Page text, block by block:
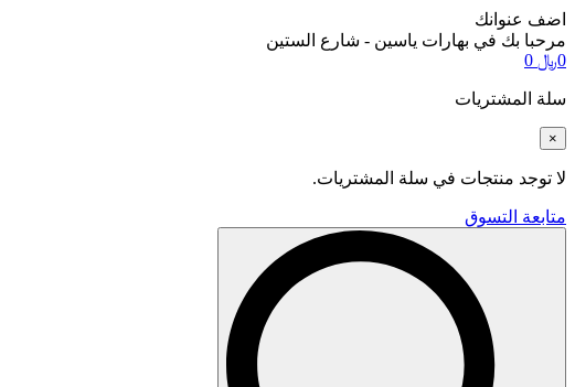
اضف عنوانك
مرحبا بك في بهارات ياسين - شارع الستين
0﷼ 0
سلة المشتريات
×
لا توجد منتجات في سلة المشتريات.
متابعة التسوق